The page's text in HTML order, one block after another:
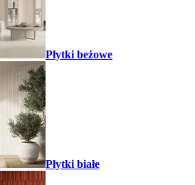
Płytki beżowe
Płytki białe